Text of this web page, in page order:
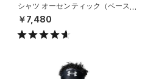
シャツ オーセンティック（ベースボ
ール/MEN）
￥7,480